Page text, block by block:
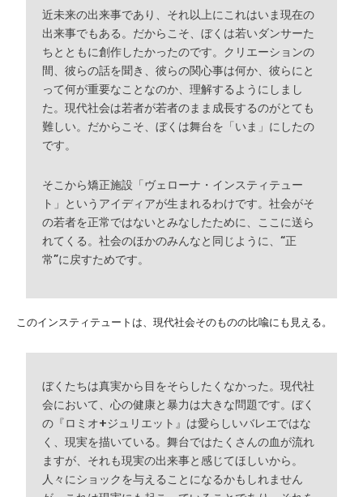
近未来の出来事であり、それ以上にこれはいま現在の
出来事でもある。だからこそ、ぼくは若いダンサーた
ちとともに創作したかったのです。クリエーションの
間、彼らの話を聞き、彼らの関心事は何か、彼らにと
って何が重要なことなのか、理解するようにしまし
た。現代社会は若者が若者のまま成長するのがとても
難しい。だからこそ、ぼくは舞台を「いま」にしたの
です。
そこから矯正施設「ヴェローナ・インスティテュー
ト」というアイディアが生まれるわけです。社会がそ
の若者を正常ではないとみなしたために、ここに送ら
れてくる。社会のほかのみんなと同じように、“正
常”に戻すためです。
このインスティテュートは、現代社会そのものの比喩にも見える。
ぼくたちは真実から目をそらしたくなかった。現代社
会において、心の健康と暴力は大きな問題です。ぼく
の『ロミオ+ジュリエット』は愛らしいバレエではな
く、現実を描いている。舞台ではたくさんの血が流れ
ますが、それも現実の出来事と感じてほしいから。
人々にショックを与えることになるかもしれません